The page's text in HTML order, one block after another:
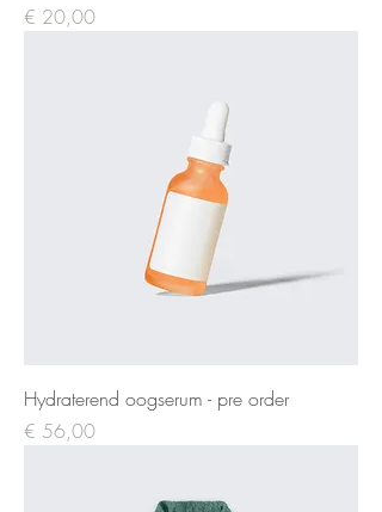
Prijs
€ 20,00
Hydraterend oogserum - pre order
Prijs
€ 56,00